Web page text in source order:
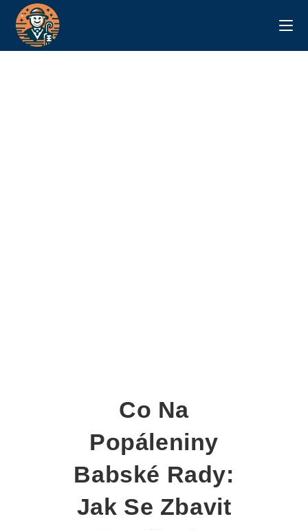
Co Na
Popáleniny
Babské Rady:
Jak Se Zbavit